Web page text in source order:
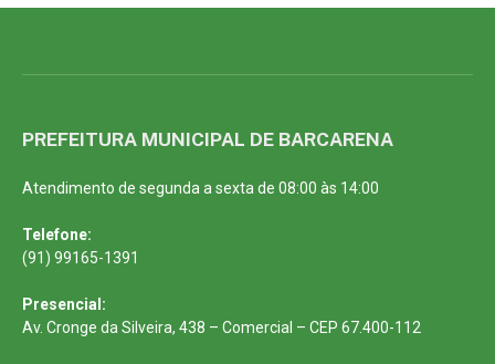
PREFEITURA MUNICIPAL DE BARCARENA
Atendimento de segunda a sexta de 08:00 às 14:00
Telefone:
(91) 99165-1391
Presencial:
Av. Cronge da Silveira, 438 – Comercial – CEP 67.400-112